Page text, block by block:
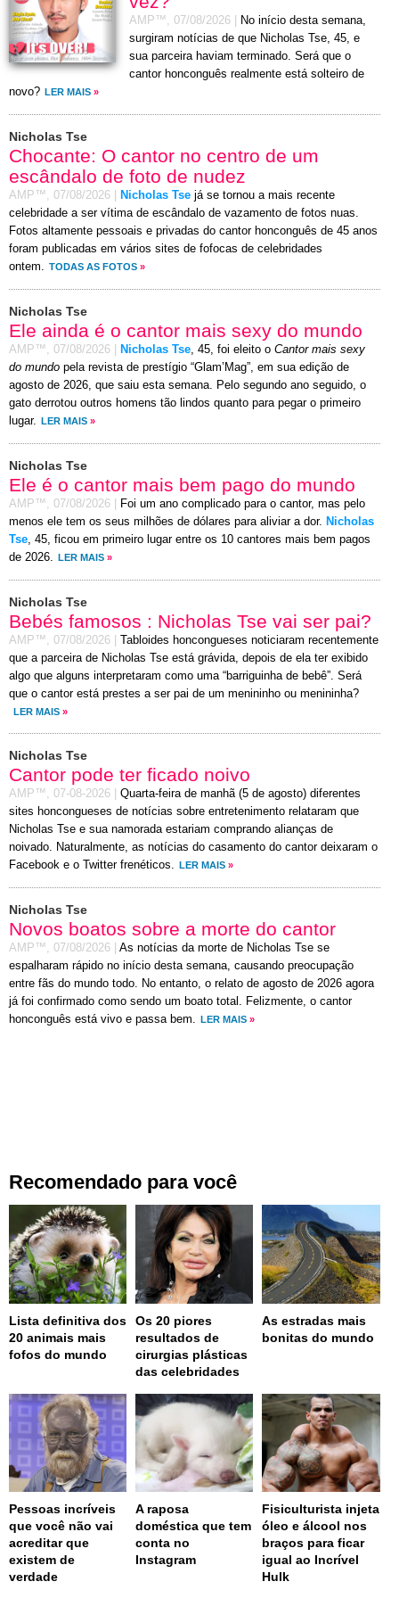
AMP™, 07/08/2026
No início desta semana,
surgiram notícias de que Nicholas Tse, 45, e
sua parceira haviam terminado. Será que o
cantor honconguês realmente está solteiro de
novo? LER MAIS »
Nicholas Tse
Chocante: O cantor no centro de um
escândalo de foto de nudez
AMP™, 07/08/2026 Nicholas Tse já se tornou a mais recente
celebridade a ser vítima de escândalo de vazamento de fotos nuas.
Fotos altamente pessoais e privadas do cantor honconguês de 45 anos
foram publicadas em vários sites de fofocas de celebridades
ontem. TODAS AS FOTOS »
Nicholas Tse
Ele ainda é o cantor mais sexy do mundo
AMP™, 07/08/2026 Nicholas Tse, 45, foi eleito o Cantor mais sexy
do mundo pela revista de prestígio “Glam’Mag”, em sua edição de
agosto de 2026, que saiu esta semana. Pelo segundo ano seguido, o
gato derrotou outros homens tão lindos quanto para pegar o primeiro
lugar.
LER MAIS »
Nicholas Tse
Ele é o cantor mais bem pago do mundo
AMP™, 07/08/2026
Foi um ano complicado para o cantor, mas pelo
menos ele tem os seus milhões de dólares para aliviar a dor. Nicholas
Tse, 45, ficou em primeiro lugar entre os 10 cantores mais bem pagos
de 2026.
LER MAIS »
Nicholas Tse
Bebés famosos : Nicholas Tse vai ser pai?
AMP™, 07/08/2026
Tabloides honcongueses noticiaram recentemente
que a parceira de Nicholas Tse está grávida, depois de ela ter exibido
algo que alguns interpretaram como uma “barriguinha de bebê”. Será
que o cantor está prestes a ser pai de um menininho ou menininha?
LER MAIS »
Nicholas Tse
Cantor pode ter ficado noivo
AMP™, 07-08-2026
Quarta-feira de manhã (5 de agosto) diferentes
sites honcongueses de notícias sobre entretenimento relataram que
Nicholas Tse e sua namorada estariam comprando alianças de
noivado. Naturalmente, as notícias do casamento do cantor deixaram o
Facebook e o Twitter frenéticos.
LER MAIS »
Nicholas Tse
Novos boatos sobre a morte do cantor
AMP™, 07/08/2026
As notícias da morte de Nicholas Tse se
espalharam rápido no início desta semana, causando preocupação
entre fãs do mundo todo. No entanto, o relato de agosto de 2026 agora
já foi confirmado como sendo um boato total. Felizmente, o cantor
honconguês está vivo e passa bem.
LER MAIS »
Recomendado para você
Lista definitiva dos
20 animais mais
fofos do mundo
Os 20 piores
resultados de
cirurgias plásticas
das celebridades
As estradas mais
bonitas do mundo
Pessoas incríveis
que você não vai
acreditar que
existem de
verdade
A raposa
doméstica que tem
conta no
Instagram
Fisiculturista injeta
óleo e álcool nos
braços para ficar
igual ao Incrível
Hulk